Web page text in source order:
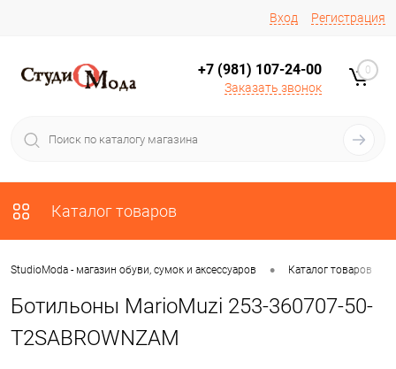
Вход Регистрация
+7 (981) 107-24-00
Заказать звонок
0
Каталог товаров
StudioModa - магазин обуви, сумок и аксессуаров • Каталог товаров
Ботильоны MarioMuzi 253-360707-50-
T2SABROWNZAM